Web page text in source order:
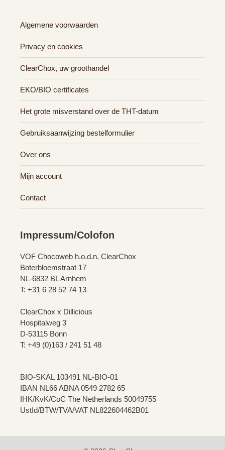
Algemene voorwaarden
Privacy en cookies
ClearChox, uw groothandel
EKO/BIO certificates
Het grote misverstand over de THT-datum
Gebruiksaanwijzing bestelformulier
Over ons
Mijn account
Contact
Impressum/Colofon
VOF Chocoweb h.o.d.n. ClearChox
Boterbloemstraat 17
NL-6832 BL Arnhem
T: +31 6 28 52 74 13
ClearChox x Dillicious
Hospitalweg 3
D-53115 Bonn
T: +49 (0)163 / 241 51 48
BIO-SKAL 103491 NL-BIO-01
IBAN NL66 ABNA 0549 2782 65
IHK/KvK/CoC The Netherlands 50049755
UstId/BTW/TVA/VAT NL822604462B01